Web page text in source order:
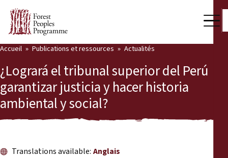
Notre travail
Voix des communautés
Partenaires et Pays
Publications et ressources
Back
Accueil Publications et ressources Actualités
¿Logrará el tribunal superior del Perú
garantizar justicia y hacer historia
ambiental y social?
Translations available: Anglais